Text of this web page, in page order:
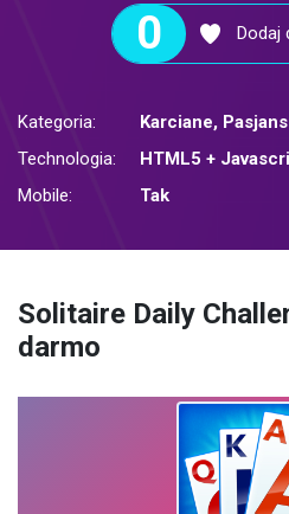
0 Dodaj
Kategoria: Karciane, Pasjans
Technologia:
HTML5 +
Mobile:
Tak
Solitaire Daily
darmo